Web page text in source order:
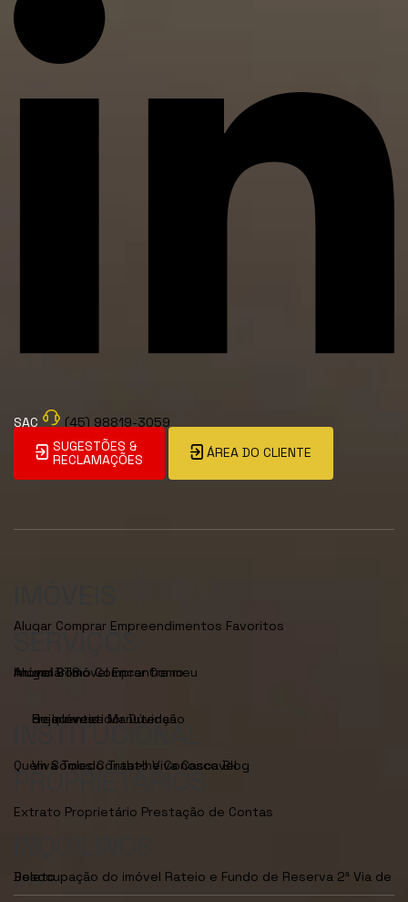
SAC
(45) 98819-3059
SUGESTÕES &
RECLAMAÇÕES
ÁREA DO CLIENTE
Alugar Comprar Empreendimentos Favoritos
SERVIÇOS
Anunciar Imóvel
Encontre meu Imóvel Como Comprar
Como Alugar BTS
Seja Investidor
Dúvidas Frequentes
Manutenção de Imóveis
INSTITUCIONAL
Quem Somos Contato Viva Cascavel
Viva Toledo Trabalhe Conosco Blog
PROPRIETÁRIOS
Extrato Proprietário Prestação de Contas
Desocupação do imóvel Rateio e Fundo de Reserva
2ª Via de Boleto